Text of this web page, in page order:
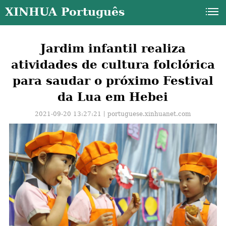
XINHUA Português
Jardim infantil realiza
atividades de cultura folclórica
para saudar o próximo Festival
da Lua em Hebei
2021-09-20 13:27:21丨portuguese.xinhuanet.com